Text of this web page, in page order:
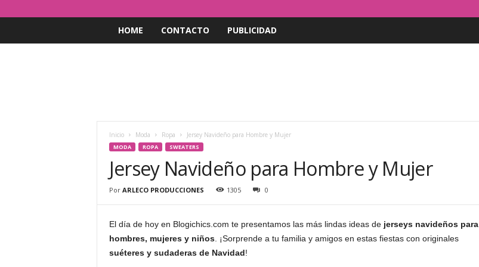
HOME CONTACTO PUBLICIDAD
Inicio Moda Ropa Jersey Navideño para Hombre y Mujer
MODA ROPA SWEATERS
Jersey Navideño para Hombre y Mujer
Por ARLECO PRODUCCIONES 1305 0
El día de hoy en Blogichics.com te presentamos las más lindas ideas de jerseys navideños para
hombres, mujeres y niños. ¡Sorprende a tu familia y amigos en estas fiestas con originales
suéteres y sudaderas de Navidad!